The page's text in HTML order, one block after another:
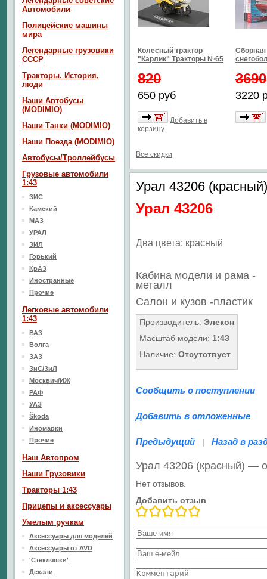
Колесный трактор
"Карлик" Тракторы №65
820
650 руб
Добавить в
корзину
3690
3220
Все скидки
Урал 43206 (красный)
Урал 43206
Два цвета: красный
Кабина модели и рама -
металл
Салон и кузов -пластик
Производитель: Элекон
Масштаб модели: 1:43
Наличие: Отсутствует
Сообщить о поступлении
Добавить в отложенные
Предыдущий | Назад в
Урал 43206 (красный) —
Нет отзывов.
Добавить отзыв
Автомобили
Полицейские машины
мира
Легендарные грузовики
СССР
Тракторы. История,
люди
Наши Автобусы
(MODIMIO)
Наши Танки (MODIMIO)
Наши Поезда (MODIMIO)
Автобусы/Троллейбусы
Грузовые автомобили
1:43
ЗИС
Камский
МАЗ
УРАЛ
ЗИЛ
Горький
КрАЗ
Иностранные
Прочие
Легковые автомобили
1:43
ВАЗ
Волга
ЗАЗ
ЗиС/ЗиЛ
Москвич/ИЖ
РАФ
УАЗ
Škoda
Иномарки
Прочие
Наш Aвтопром
Наши Грузовики
Тракторы 1:43
Прицепы и аксессуары
Умелым ручкам
Аксессуары для моделей
Аксессуары от AVD
'Стекляшки'
Декали